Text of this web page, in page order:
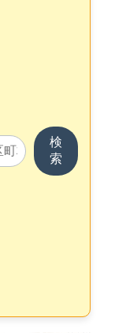
検
索